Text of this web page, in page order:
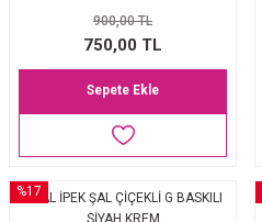
900,00 TL
750,00 TL
Sepete Ekle
%17
VUAL İPEK ŞAL ÇİÇEKLİ G BASKILI
SİYAH KREM